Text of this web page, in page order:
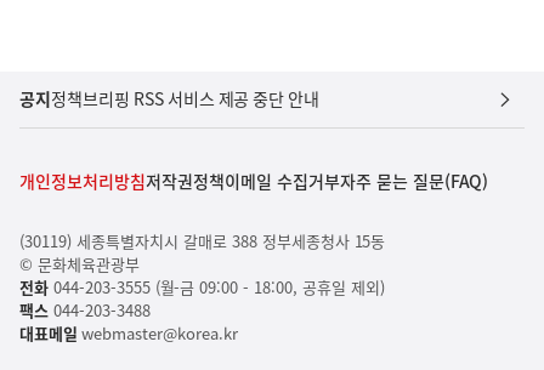
공지정책브리핑 RSS 서비스 제공 중단 안내
개인정보처리방침저작권정책이메일 수집거부자주 묻는 질문(FAQ)
(30119) 세종특별자치시 갈매로 388 정부세종청사 15동
© 문화체육관광부
전화044-203-3555 (월-금 09:00 - 18:00, 공휴일 제외)
팩스 044-203-3488
대표메일 webmaster@korea.kr